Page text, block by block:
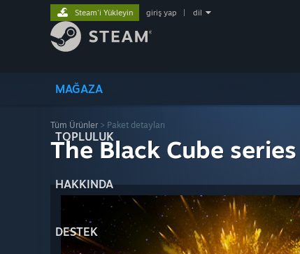
MAĞAZA
TOPLULUK
HAKKINDA
DESTEK
Steam'i Yükleyin giriş yap dil
Tüm Ürünler > Paket detayları
The Black Cube series